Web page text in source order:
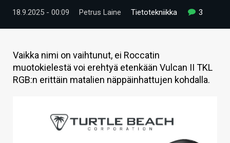
TECHBBS
HINTA.FI
KAUPPA
18.9.2025 - 00:09 Petrus Laine Tietotekniikka 3
Vaikka nimi on vaihtunut, ei Roccatin
muotokielestä voi erehtyä etenkään Vulcan II TKL
RGB:n erittäin matalien näppäinhattujen kohdalla.